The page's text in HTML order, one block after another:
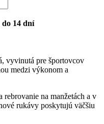
14 dní
vyvinutá pre športovcov
medzi výkonom a
rebrovanie na manžetách a v
rukávy poskytujú väčšiu